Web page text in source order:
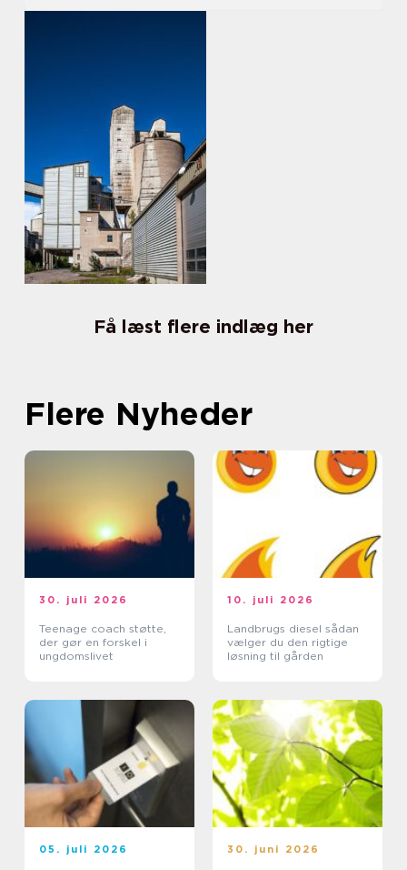
Få læst flere indlæg her
Flere Nyheder
30. juli 2026
Teenage coach støtte,
der gør en forskel i
ungdomslivet
10. juli 2026
Landbrugs diesel sådan
vælger du den rigtige
løsning til gården
05. juli 2026 30. juni 2026